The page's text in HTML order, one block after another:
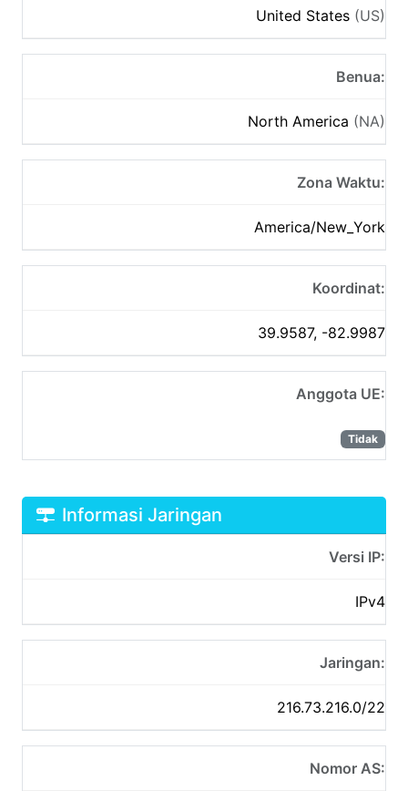
United States (US)
Benua:
North America (NA)
Zona Waktu:
America/New_York
Koordinat:
39.9587, -82.9987
Anggota UE:
Tidak
Informasi Jaringan
Versi IP:
IPv4
Jaringan:
216.73.216.0/22
Nomor AS: